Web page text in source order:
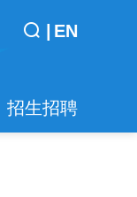
EN
招生招聘